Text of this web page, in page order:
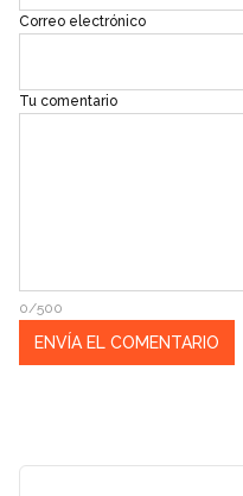
Correo electrónico
Tu comentario
0/500